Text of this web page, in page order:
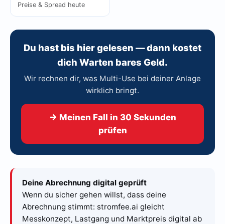
Preise & Spread heute
Du hast bis hier gelesen — dann kostet
dich Warten bares Geld.
Wir rechnen dir, was Multi-Use bei deiner Anlage
wirklich bringt.
→ Meinen Fall in 30 Sekunden
prüfen
Deine Abrechnung digital geprüft
Wenn du sicher gehen willst, dass deine
Abrechnung stimmt: stromfee.ai gleicht
Messkonzept, Lastgang und Marktpreis digital ab